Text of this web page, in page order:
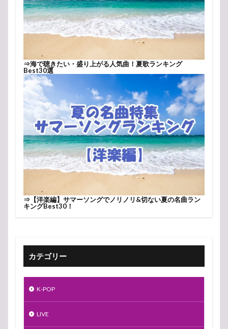
⇒海で聴きたい・盛り上がる人気曲！夏歌ランキング
Best30選
⇒ 【洋楽編】サマーソングでノリノリ&切ない夏の名曲ラン
キングBest30！
カテゴリー
K-POP
LIVE